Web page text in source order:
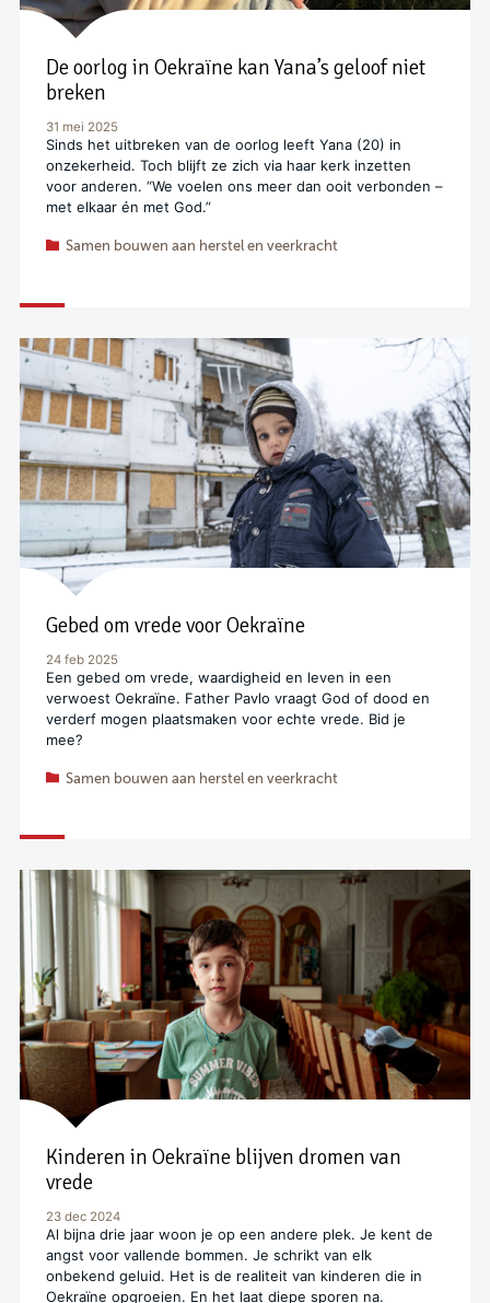
De oorlog in Oekraïne kan Yana’s geloof niet
breken
31 mei 2025
Sinds het uitbreken van de oorlog leeft Yana (20) in
onzekerheid. Toch blijft ze zich via haar kerk inzetten
voor anderen. “We voelen ons meer dan ooit verbonden –
met elkaar én met God.”
Samen bouwen aan herstel en veerkracht
Gebed om vrede voor Oekraïne
24 feb 2025
Een gebed om vrede, waardigheid en leven in een
verwoest Oekraïne. Father Pavlo vraagt God of dood en
verderf mogen plaatsmaken voor echte vrede. Bid je
mee?
Samen bouwen aan herstel en veerkracht
Kinderen in Oekraïne blijven dromen van
vrede
23 dec 2024
Al bijna drie jaar woon je op een andere plek. Je kent de
angst voor vallende bommen. Je schrikt van elk
onbekend geluid. Het is de realiteit van kinderen die in
Oekraïne opgroeien. En het laat diepe sporen na.